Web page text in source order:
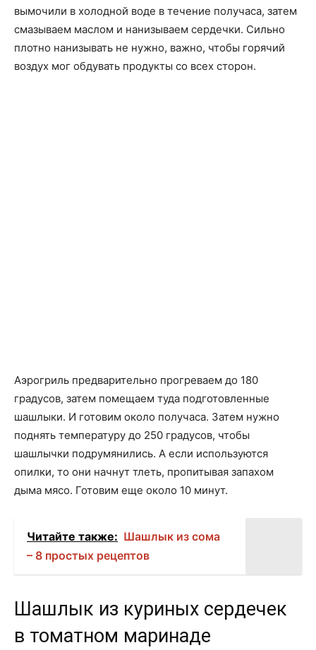
вымочили в холодной воде в течение получаса, затем
смазываем маслом и нанизываем сердечки. Сильно
плотно нанизывать не нужно, важно, чтобы горячий
воздух мог обдувать продукты со всех сторон.
Аэрогриль предварительно прогреваем до 180
градусов, затем помещаем туда подготовленные
шашлыки. И готовим около получаса. Затем нужно
поднять температуру до 250 градусов, чтобы
шашлычки подрумянились. А если используются
опилки, то они начнут тлеть, пропитывая запахом
дыма мясо. Готовим еще около 10 минут.
Читайте также: Шашлык из сома
– 8 простых рецептов
Шашлык из куриных сердечек
в томатном маринаде